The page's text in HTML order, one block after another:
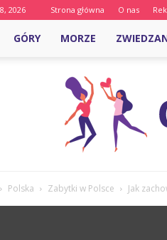
2026 Strona główna O nas
GÓRY MORZE
Polska Zabytki w Polsce Jak